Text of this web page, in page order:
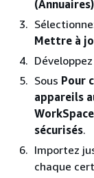
(Annuaires)
Mettre à
Développez
Sous Pour
appareils
sécurisés.
Importez
chaque